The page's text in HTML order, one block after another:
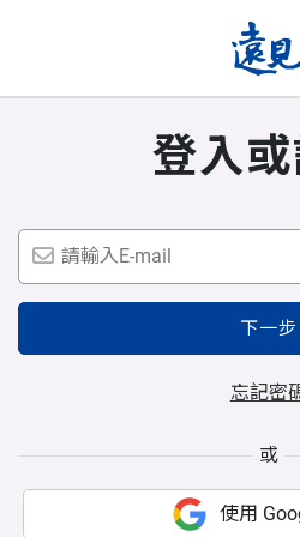
登入
下一步
忘記密
或
使用